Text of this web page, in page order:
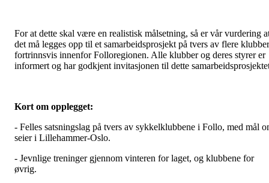
For at dette skal være en realistisk målsetning, så er vår vurdering
det må legges opp til et samarbeidsprosjekt på tvers av flere
fortrinnsvis innenfor Folloregionen. Alle klubber og deres styrer er
informert og har godkjent invitasjonen til dette
Kort om opplegget:
- Felles satsningslag på tvers av sykkelklubbene i Follo, med mål
seier i Lillehammer-Oslo.
- Jevnlige treninger gjennom vinteren for laget, og klubbene for
øvrig.